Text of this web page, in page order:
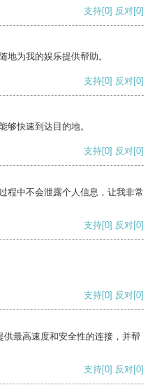
支持[0] 反对[0]
地为我的娱乐提供帮助。
支持[0] 反对[0]
够快速到达目的地。
支持[0] 反对[0]
程中不会泄露个人信息，让我非常
支持[0] 反对[0]
支持[0] 反对[0]
最高速度和安全性的连接，并帮
支持[0] 反对[0]